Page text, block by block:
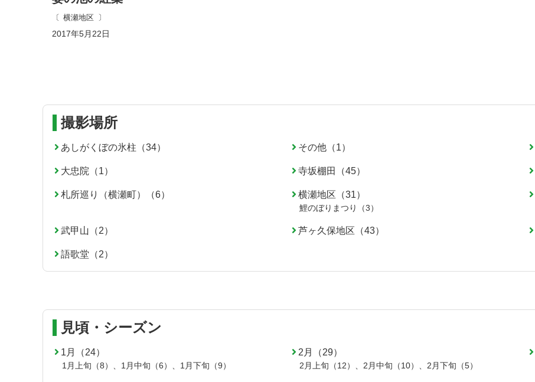
2017年5月22日
横瀬地区
撮影場所
あしがくぼの氷柱（34） その他（1）
大忠院（1） 寺坂棚田（45）
札所巡り（横瀬町）（6） 横瀬地区（31）
鯉のぼりまつり（3）
武甲山（2） 芦ヶ久保地区（43）
語歌堂（2）
見頃・シーズン
1月（24）
1月上旬（8） 1月中旬（6） 1月下旬（9）
2月（29）
2月上旬（12） 2月中旬（10） 2月下旬（5）